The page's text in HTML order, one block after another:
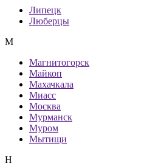
Липецк
Люберцы
М
Магнитогорск
Майкоп
Махачкала
Миасс
Москва
Мурманск
Муром
Мытищи
Н